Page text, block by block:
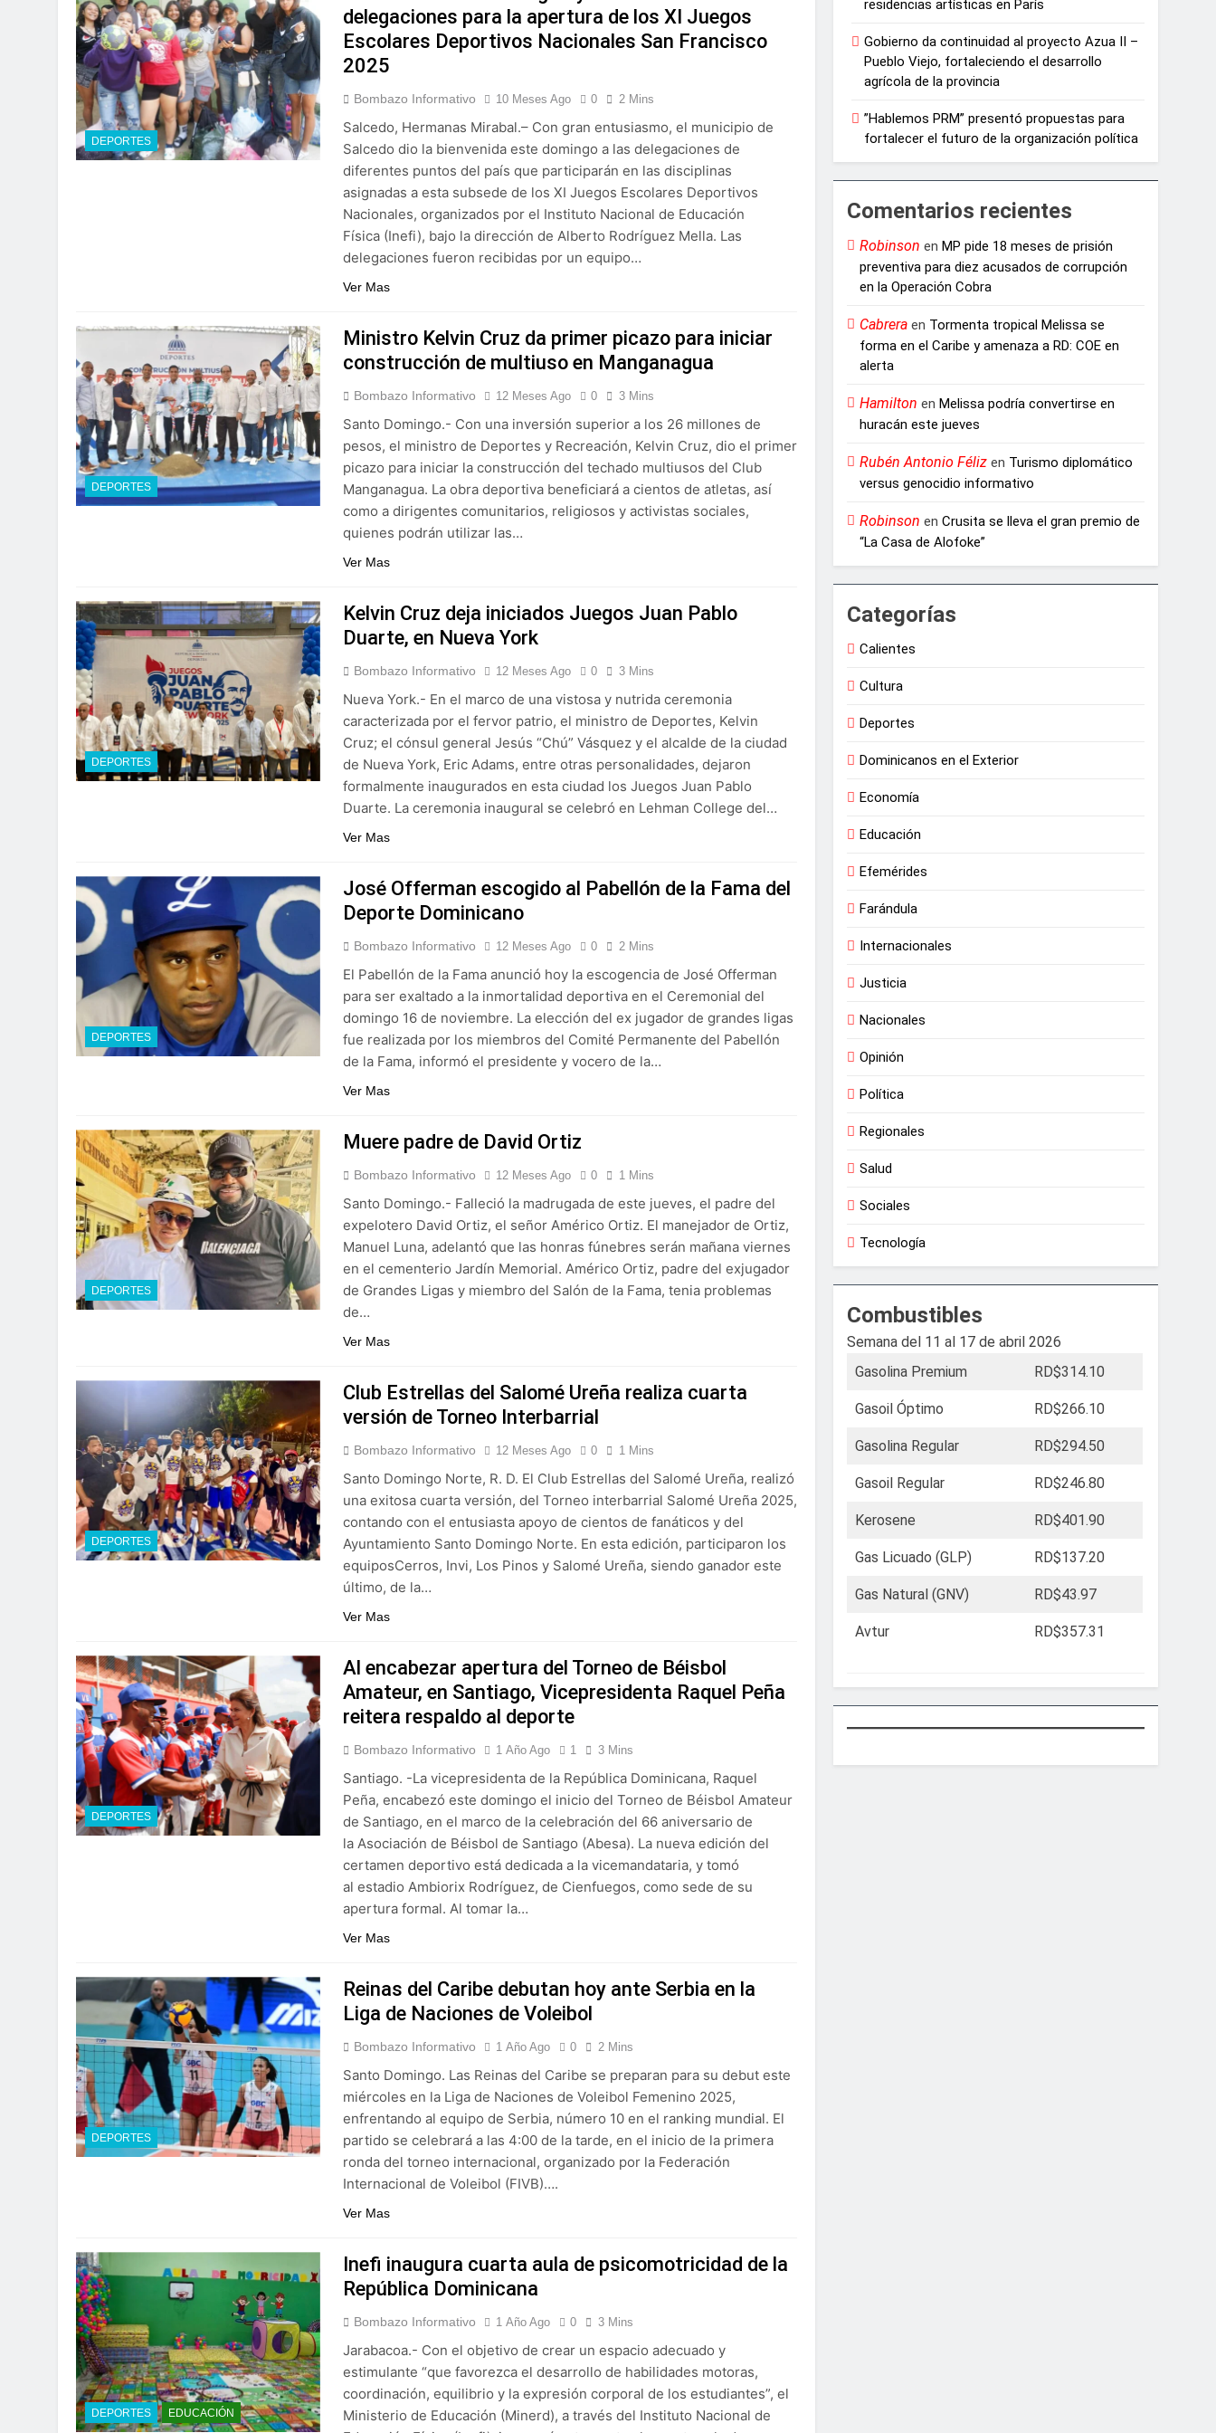
DEPORTES
delegaciones para la apertura de los XI Juegos
Escolares Deportivos Nacionales San Francisco
2025
Bombazo Informativo 10 Meses Ago 0 2 Mins
Salcedo, Hermanas Mirabal.– Con gran entusiasmo, el municipio de
Salcedo dio la bienvenida este domingo a las delegaciones de
diferentes puntos del país que participarán en las disciplinas
asignadas a esta subsede de los XI Juegos Escolares Deportivos
Nacionales, organizados por el Instituto Nacional de Educación
Física (Inefi), bajo la dirección de Alberto Rodríguez Mella. Las
delegaciones fueron recibidas por un equipo…
Ver Mas
DEPORTES
Ministro Kelvin Cruz da primer picazo para iniciar
construcción de multiuso en Manganagua
Bombazo Informativo 12 Meses Ago 0 3 Mins
Santo Domingo.- Con una inversión superior a los 26 millones de
pesos, el ministro de Deportes y Recreación, Kelvin Cruz, dio el primer
picazo para iniciar la construcción del techado multiusos del Club
Manganagua. La obra deportiva beneficiará a cientos de atletas, así
como a dirigentes comunitarios, religiosos y activistas sociales,
quienes podrán utilizar las…
Ver Mas
DEPORTES
Kelvin Cruz deja iniciados Juegos Juan Pablo
Duarte, en Nueva York
Bombazo Informativo 12 Meses Ago 0 3 Mins
Nueva York.- En el marco de una vistosa y nutrida ceremonia
caracterizada por el fervor patrio, el ministro de Deportes, Kelvin
Cruz; el cónsul general Jesús “Chú” Vásquez y el alcalde de la ciudad
de Nueva York, Eric Adams, entre otras personalidades, dejaron
formalmente inaugurados en esta ciudad los Juegos Juan Pablo
Duarte. La ceremonia inaugural se celebró en Lehman College del…
Ver Mas
DEPORTES
José Offerman escogido al Pabellón de la Fama del
Deporte Dominicano
Bombazo Informativo 12 Meses Ago 0 2 Mins
El Pabellón de la Fama anunció hoy la escogencia de José Offerman
para ser exaltado a la inmortalidad deportiva en el Ceremonial del
domingo 16 de noviembre. La elección del ex jugador de grandes ligas
fue realizada por los miembros del Comité Permanente del Pabellón
de la Fama, informó el presidente y vocero de la…
Ver Mas
DEPORTES
Muere padre de David Ortiz
Bombazo Informativo 12 Meses Ago 0 1 Mins
Santo Domingo.- Falleció la madrugada de este jueves, el padre del
expelotero David Ortiz, el señor Américo Ortiz. El manejador de Ortiz,
Manuel Luna, adelantó que las honras fúnebres serán mañana viernes
en el cementerio Jardín Memorial. Américo Ortiz, padre del exjugador
de Grandes Ligas y miembro del Salón de la Fama, tenia problemas
de…
Ver Mas
DEPORTES
Club Estrellas del Salomé Ureña realiza cuarta
versión de Torneo Interbarrial
Bombazo Informativo 12 Meses Ago 0 1 Mins
Santo Domingo Norte, R. D. El Club Estrellas del Salomé Ureña, realizó
una exitosa cuarta versión, del Torneo interbarrial Salomé Ureña 2025,
contando con el entusiasta apoyo de cientos de fanáticos y del
Ayuntamiento Santo Domingo Norte. En esta edición, participaron los
equiposCerros, Invi, Los Pinos y Salomé Ureña, siendo ganador este
último, de la…
Ver Mas
DEPORTES
Al encabezar apertura del Torneo de Béisbol
Amateur, en Santiago, Vicepresidenta Raquel Peña
reitera respaldo al deporte
Bombazo Informativo 1 Año Ago 1 3 Mins
Santiago. -La vicepresidenta de la República Dominicana, Raquel
Peña, encabezó este domingo el inicio del Torneo de Béisbol Amateur
de Santiago, en el marco de la celebración del 66 aniversario de
la Asociación de Béisbol de Santiago (Abesa). La nueva edición del
certamen deportivo está dedicada a la vicemandataria, y tomó
al estadio Ambiorix Rodríguez, de Cienfuegos, como sede de su
apertura formal. Al tomar la…
Ver Mas
DEPORTES
Reinas del Caribe debutan hoy ante Serbia en la
Liga de Naciones de Voleibol
Bombazo Informativo 1 Año Ago 0 2 Mins
Santo Domingo. Las Reinas del Caribe se preparan para su debut este
miércoles en la Liga de Naciones de Voleibol Femenino 2025,
enfrentando al equipo de Serbia, número 10 en el ranking mundial. El
partido se celebrará a las 4:00 de la tarde, en el inicio de la primera
ronda del torneo internacional, organizado por la Federación
Internacional de Voleibol (FIVB)….
Ver Mas
DEPORTES EDUCACIÓN
Inefi inaugura cuarta aula de psicomotricidad de la
República Dominicana
Bombazo Informativo 1 Año Ago 0 3 Mins
Jarabacoa.- Con el objetivo de crear un espacio adecuado y
estimulante “que favorezca el desarrollo de habilidades motoras,
coordinación, equilibrio y la expresión corporal de los estudiantes”, el
Ministerio de Educación (Minerd), a través del Instituto Nacional de
residencias artísticas en París
Gobierno da continuidad al proyecto Azua II –
Pueblo Viejo, fortaleciendo el desarrollo
agrícola de la provincia
”Hablemos PRM” presentó propuestas para
fortalecer el futuro de la organización política
Comentarios recientes
Robinson enMP pide 18 meses de prisión
preventiva para diez acusados de corrupción
en la Operación Cobra
Cabrera en Tormenta tropical Melissa se
forma en el Caribe y amenaza a RD: COE en
alerta
Hamilton enMelissa podría convertirse en
huracán este jueves
Rubén Antonio Féliz en Turismo diplomático
versus genocidio informativo
Robinson enCrusita se lleva el gran premio de
“La Casa de Alofoke”
Categorías
Calientes
Cultura
Deportes
Dominicanos en el Exterior
Economía
Educación
Efemérides
Farándula
Internacionales
Justicia
Nacionales
Opinión
Política
Regionales
Salud
Sociales
Tecnología
Combustibles
Semana del 11 al 17 de abril 2026
Gasolina Premium
RD$314.10
Gasoil Óptimo RD$266.10
Gasolina Regular RD$294.50
Gasoil Regular RD$246.80
Kerosene RD$401.90
Gas Licuado (GLP) RD$137.20
Gas Natural (GNV) RD$43.97
Avtur RD$357.31